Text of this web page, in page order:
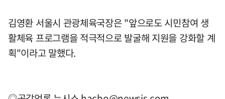
김영환 서울시 관광체육국장은 "앞으로도 시민참여 생
활체육 프로그램을 적극적으로 발굴해 지원을 강화할 계
획"이라고 말했다.